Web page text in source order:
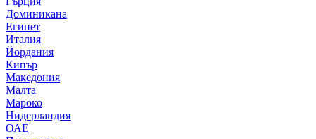
Доминикана
Египет
Италия
Йордания
Кипър
Македония
Малта
Мароко
Нидерландия
ОАЕ